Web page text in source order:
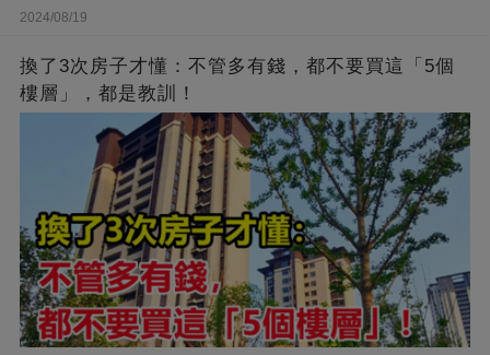
2024/08/19
換了3次房子才懂：不管多有錢，都不要買這「5個
樓層」，都是教訓！